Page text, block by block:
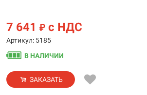
7 641 ₽ с НДС
Артикул: 5185
В НАЛИЧИИ
ЗАКАЗАТЬ